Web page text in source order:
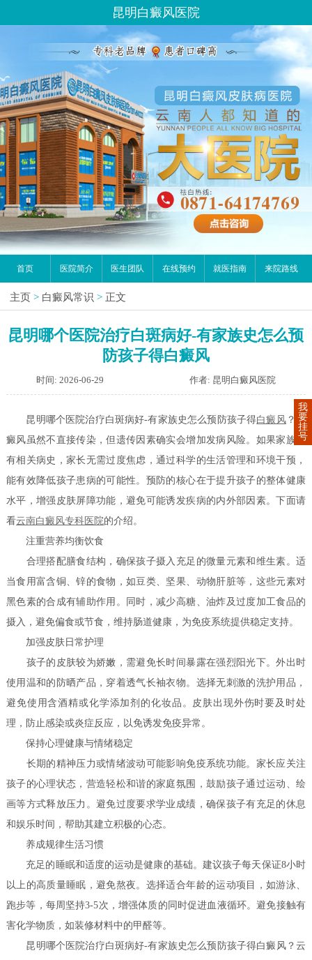
昆明白癜风医院
首页 医院简介 医生团队 在线预约 就医指南 来院路线
主页 > 白癜风常识 > 正文
昆明哪个医院治疗白斑病好-有家族史怎么预
防孩子得白癜风
时间: 2026-06-29 作者: 昆明白癜风医院
昆明哪个医院治疗白斑病好-有家族史怎么预防孩子得白癜风？白
癜风虽然不直接传染，但遗传因素确实会增加发病风险。如果家族中
有相关病史，家长无需过度焦虑，通过科学的生活管理和环境干预，
能有效降低孩子患病的可能性。预防的核心在于提升孩子的整体健康
水平，增强皮肤屏障功能，避免可能诱发疾病的内外部因素。下面请
看云南白癜风专科医院的介绍。
注重营养均衡饮食
合理搭配膳食结构，确保孩子摄入充足的微量元素和维生素。适
当食用富含铜、锌的食物，如豆类、坚果、动物肝脏等，这些元素对
黑色素的合成有辅助作用。同时，减少高糖、油炸及过度加工食品的
摄入，避免偏食或节食，维持肠道健康，为免疫系统提供稳定支持。
加强皮肤日常护理
孩子的皮肤较为娇嫩，需避免长时间暴露在强烈阳光下。外出时
使用温和的防晒产品，穿着透气长袖衣物。选择无刺激的洗护用品，
避免使用含酒精或化学添加剂的化妆品。皮肤出现外伤时要及时处
理，防止感染或炎症反应，以免诱发免疫异常。
保持心理健康与情绪稳定
长期的精神压力或情绪波动可能影响免疫系统功能。家长应关注
孩子的心理状态，营造轻松和谐的家庭氛围，鼓励孩子通过运动、绘
画等方式释放压力。避免过度要求学业成绩，确保孩子有充足的休息
和娱乐时间，帮助其建立积极的心态。
养成规律生活习惯
充足的睡眠和适度的运动是健康的基础。建议孩子每天保证8小时
以上的高质量睡眠，避免熬夜。选择适合年龄的运动项目，如游泳、
跑步等，每周坚持3-5次，增强体质的同时促进血液循环。避免接触有
害化学物质，如装修材料中的甲醛等。
昆明哪个医院治疗白斑病好-有家族史怎么预防孩子得白癜风？云
我
要
挂
号